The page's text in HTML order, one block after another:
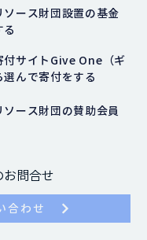
ソース財団設置の基金
る
付サイトGive One（ギ
選んで寄付をする
ソース財団の賛助会員
お問合せ
合わせ